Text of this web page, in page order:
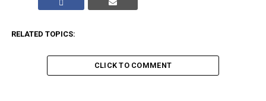
RELATED TOPICS:
CLICK TO COMMENT